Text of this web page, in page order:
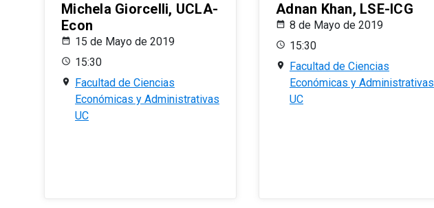
Michela Giorcelli, UCLA-
Econ
15 de Mayo de 2019
15:30
Facultad de Ciencias
Económicas y Administrativas
UC
Adnan Khan, LSE-ICG
8 de Mayo de 2019
15:30
Facultad de Ciencias
Económicas y Administrativas
UC